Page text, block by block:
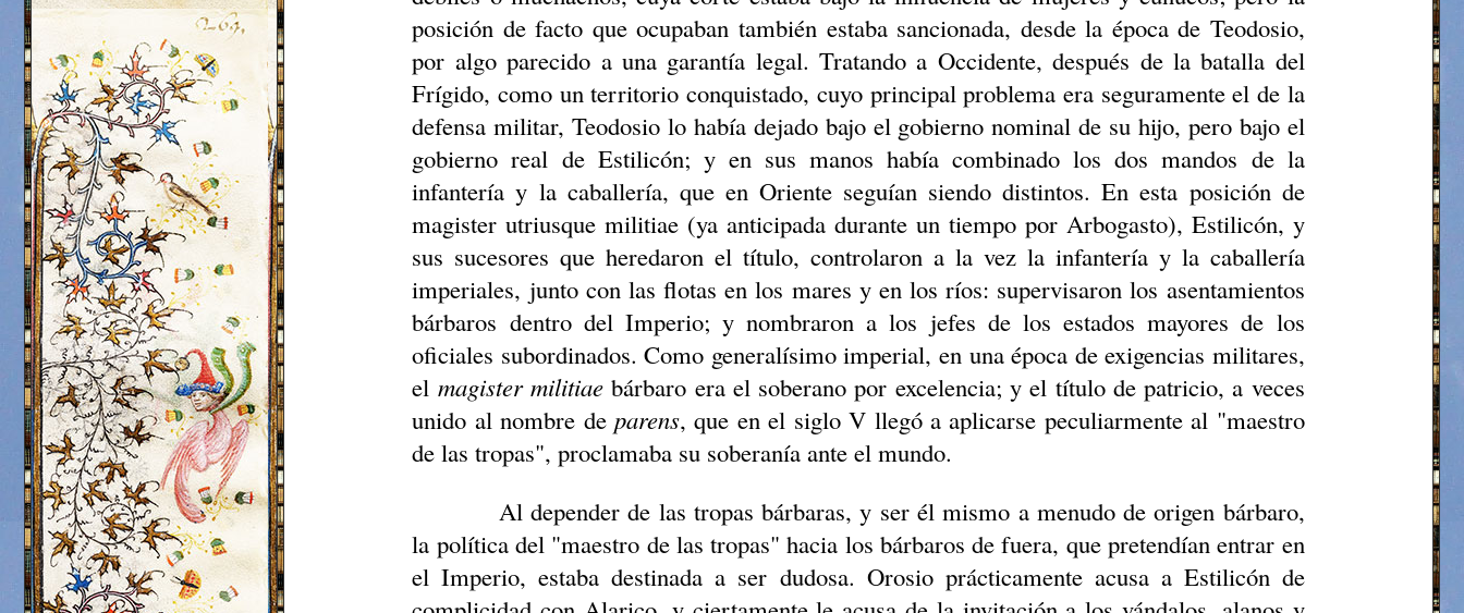
posición de facto que ocupaban también estaba sancionada, desde la época de Teodosio,
por algo parecido a una garantía legal. Tratando a Occidente, después de la batalla del
Frígido, como un territorio conquistado, cuyo principal problema era seguramente el de la
defensa militar, Teodosio lo había dejado bajo el gobierno nominal de su hijo, pero bajo el
gobierno real de Estilicón; y en sus manos había combinado los dos mandos de la
infantería y la caballería, que en Oriente seguían siendo distintos. En esta posición de
magisterutriusque militiae (ya anticipada durante un tiempo por Arbogasto), Estilicón, y
sus sucesores que heredaron el título, controlaron a la vez la infantería y la caballería
imperiales, junto con las flotas en los mares y en los ríos: supervisaron los asentamientos
bárbaros dentro del Imperio; y nombraron a los jefes de los estados mayores de los
oficiales subordinados. Como generalísimo imperial, en una época de exigencias militares,
el magister militiaebárbaro era el soberano por excelencia; y el título de patricio, a veces
unido al nombre deparens, que en el siglo V llegó a aplicarse peculiarmente al "maestro
de las tropas", proclamaba su soberanía ante el mundo.
Al depender de las tropas bárbaras, y ser él mismo a menudo de origen bárbaro,
la política del "maestro de las tropas" hacia los bárbaros de fuera, que pretendían entrar en
el Imperio, estaba destinada a ser dudosa. Orosio prácticamente acusa a Estilicón de